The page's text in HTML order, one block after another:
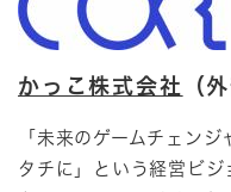
かっこ株式会社 （
「未来のゲームチェン
タチに」という経営ビ